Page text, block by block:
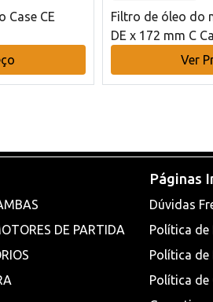
Case CE
Filtro de óleo do
DE x 172 mm C
Ver
DE PARTIDA
Páginas
Dúvidas
Política de
Política de
Política de